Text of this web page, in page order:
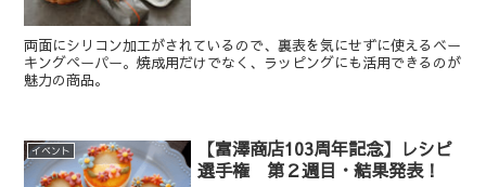
両面にシリコン加工がされているので、裏表を気にせずに使えるベー
キングペーパー。焼成用だけでなく、ラッピングにも活用できるのが
魅力の商品。
イベント
【富澤商店103周年記念】レシピ
選手権 第２週目・結果発表！